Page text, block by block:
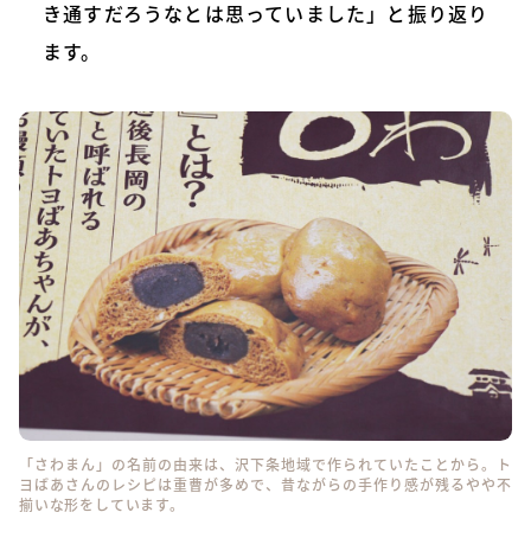
き通すだろうなとは思っていました」と振り返り
ます。
「さわまん」の名前の由来は、沢下条地域で作られていたことから。ト
ヨばあさんのレシピは重曹が多めで、昔ながらの手作り感が残るやや不
揃いな形をしています。